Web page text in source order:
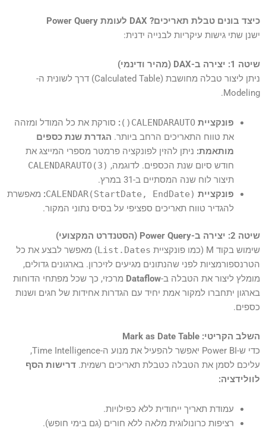
כיצד בונים טבלת תאריכים? DAX לעומת Power Query
ישנן שתי גישות עיקריות לבנייה ידנית:
שיטה 1: יצירה ב-DAX (מהיר ודינמי)
ניתן ליצור טבלה מחושבת (Calculated Table) דרך לשונית ה-
Modeling.
פונקציית CALENDARAUTO()
: סורקת את כל המודל ומזהה
את טווח התאריכים הרחב ביותר. הגדרת שנת כספים
מותאמת: ניתן להזין לפונקציה פרמטר מספרי המייצג את
חודש סיום שנת הכספים. לדוגמה, CALENDARAUTO(3)
תיצור לוח שנה המסתיים ב-31 במרץ.
פונקציית CALENDAR(StartDate, EndDate)
: מאפשרת
להגדיר טווח תאריכים ספציפי על בסיס נתוני המקור.
שיטה 2: יצירה ב-Power Query (הסטנדרט המקצועי)
שימוש בקוד M (כמו פונקציית
List.Dates) מאפשר לבצע את כל
הטרנספורמציות לפני שהנתונים מגיעים לזיכרון. בארגונים גדולים,
מומלץ ליצור את הטבלה ב-Dataflow מרכזי, כך שכל מפתחי הדוחות
בארגון יתחברו למקור אמת יחיד עם הגדרות אחידות של חגים ושנות
כספים.
השלב הקריטי: Mark as Date Table
כדי ש-Power BI יאפשר להפעיל את מנוע ה-Time Intelligence,
עליכם לסמן את הטבלה כטבלת תאריכים רשמית. דרישות הסף
לוולידציה:
עמודת תאריך ייחודית ללא כפילויות.
רציפות כרונולוגית מלאה ללא חורים (גם בימי חופש).